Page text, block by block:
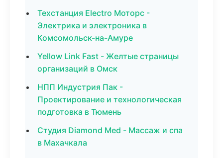
Техстанция Electro Моторс -
Электрика и электроника в
Комсомольск-на-Амуре
Yellow Link Fast - Желтые страницы
организаций в Омск
НПП Индустрия Пак -
Проектирование и технологическая
подготовка в Тюмень
Студия Diamond Med - Массаж и спа
в Махачкала